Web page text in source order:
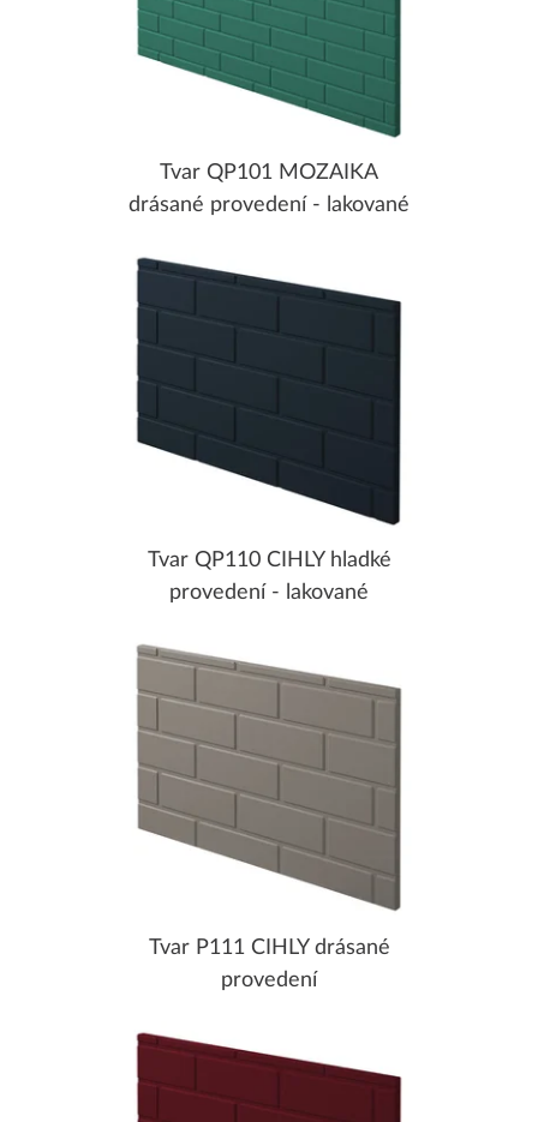
Tvar QP101 MOZAIKA
drásané provedení - lakované
Tvar QP110 CIHLY hladké
provedení - lakované
Tvar P111 CIHLY drásané
provedení